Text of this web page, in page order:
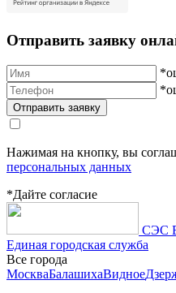
Отправить заявку
Нажимая на кнопку, вы
персональных данных
*Дайте согласие
СЭС
Единая городская служба
Все города
МоскваБалашихаВидное